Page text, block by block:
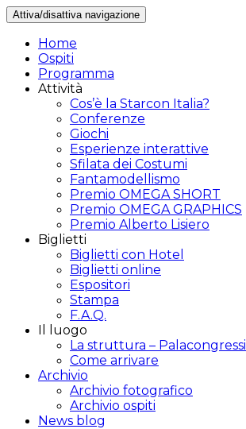
Attiva/disattiva navigazione
Home
Ospiti
Programma
Attività
Cos’è la Starcon Italia?
Conferenze
Giochi
Esperienze interattive
Sfilata dei Costumi
Fantamodellismo
Premio OMEGA SHORT
Premio OMEGA GRAPHICS
Premio Alberto Lisiero
Biglietti
Biglietti con Hotel
Biglietti online
Espositori
Stampa
F.A.Q.
Il luogo
La struttura – Palacongressi
Come arrivare
Archivio
Archivio fotografico
Archivio ospiti
News blog